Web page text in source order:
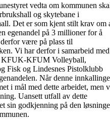
vedta om kommunen
og skytebane i
Det er som kjent stilt krav om
egenandel på 3 millioner for å
være på plass til
Vi har derfor i samarbeid med
KFUK-KFUM Volleyball,
Fisk og Lindesnes Pistolklubb
Når denne
i mål med dette arbeidet, men
Uansett utfall av dette
sin godkjenning på den